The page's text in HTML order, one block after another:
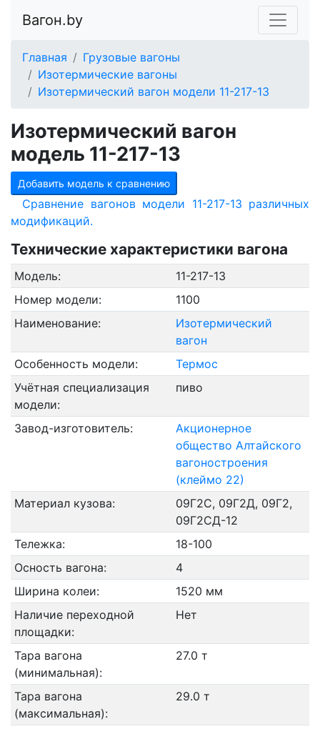
Вагон.by
Главная
Грузовые вагоны
Изотермические вагоны
Изотермический вагон модели 11-217-13
Изотермический вагон
модель 11-217-13
Добавить модель к сравнению
Сравнение вагонов модели 11-217-13 различных
модификаций.
Технические характеристики вагона
Модель:
11-217-13
Номер модели:
1100
Наименование:
Изотермический
вагон
Особенность модели:
Термос
Учётная специализация
модели:
пиво
Завод-изготовитель:
Акционерное
общество Алтайского
вагоностроения
(клеймо 22)
Материал кузова:
09Г2С, 09Г2Д, 09Г2,
09Г2СД-12
Тележка:
18-100
Осность вагона:
4
Ширина колеи:
1520 мм
Наличие переходной
площадки:
Нет
Тара вагона
(минимальная):
27.0 т
Тара вагона
(максимальная):
29.0 т